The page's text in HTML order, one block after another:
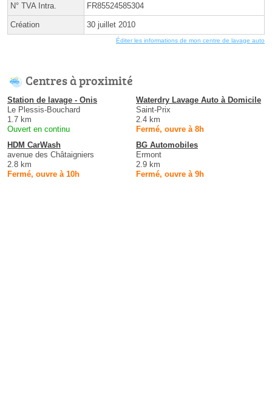
N° TVA Intra. FR85524585304
Création 30 juillet 2010
Éditer les informations de mon centre de lavage auto
Centres à proximité
Station de lavage - Onis
Le Plessis-Bouchard
1.7 km
Ouvert en continu
Waterdry Lavage Auto à Domicile
Saint-Prix
2.4 km
Fermé, ouvre à 8h
HDM CarWash
avenue des Châtaigniers
2.8 km
Fermé, ouvre à 10h
BG Automobiles
Ermont
2.9 km
Fermé, ouvre à 9h